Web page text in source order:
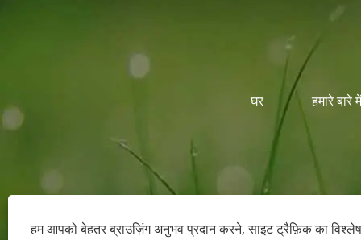
घर हमारे बारे में
हम आपको बेहतर ब्राउज़िंग अनुभव प्रदान करने, साइट ट्रैफ़िक का